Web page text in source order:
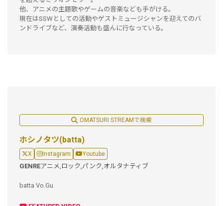
他、アニメの主題歌やゲームの音楽なども手がける。
現在はSSWとしての活動やゲストミュージシャンを迎えてのバ
ンドライブなど、演奏活動も盛んに行なっている。
OMATSURI STREAMで検索
ホシノタツ(batta)
X Instagram Youtube
GENREアニメ,ロック,パンク,オルタナティブ
batta Vo.Gu